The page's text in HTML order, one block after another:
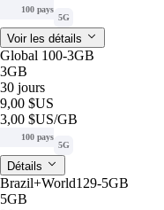
100 pays
5G
Voir les détails
Global 100-3GB
3GB
30 jours
9,00 $US
3,00 $US/GB
100 pays
5G
Détails
Brazil+World129-5GB
5GB